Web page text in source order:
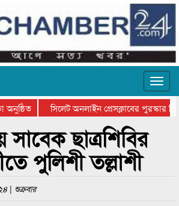
সিলেট অনলাইন প্রেসক্লাবের পুরস্কার
কানাইঘাটের কিশোর আহাদের খুনি
ছাত্রশিবির
পুলিশী তল্লাশী
| শুক্রবার